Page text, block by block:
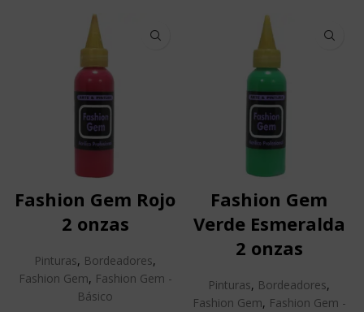
Fashion Gem Rojo
2 onzas
Pinturas, Bordeadores,
Fashion Gem, Fashion Gem -
Básico
Fashion Gem
Verde Esmeralda
2 onzas
Pinturas, Bordeadores,
Fashion Gem, Fashion Gem -